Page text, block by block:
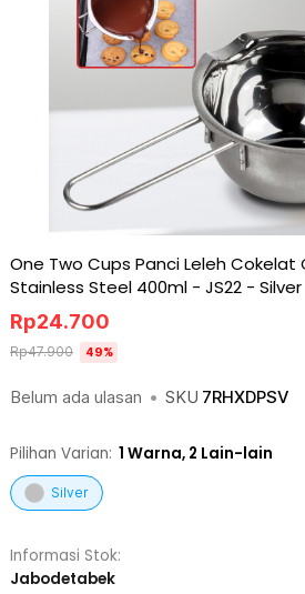
One Two Cups Panci Leleh
Stainless Steel 400ml - JS22 - Silver
Belum ada ulasan • SKU 7RHXDPSV
Rp24.700
Rp47.900 49%
Pilihan Varian: 1 Warna, 2 Lain-lain
Silver
Informasi Stok:
Jabodetabek